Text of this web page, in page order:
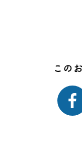
この